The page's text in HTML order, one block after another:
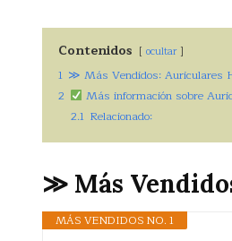
Contenidos ocultar
1 ≫ Más Vendidos: Auriculares
2
Más información sobre
2.1 Relacionado:
≫ Más
MÁS VENDIDOS NO. 1